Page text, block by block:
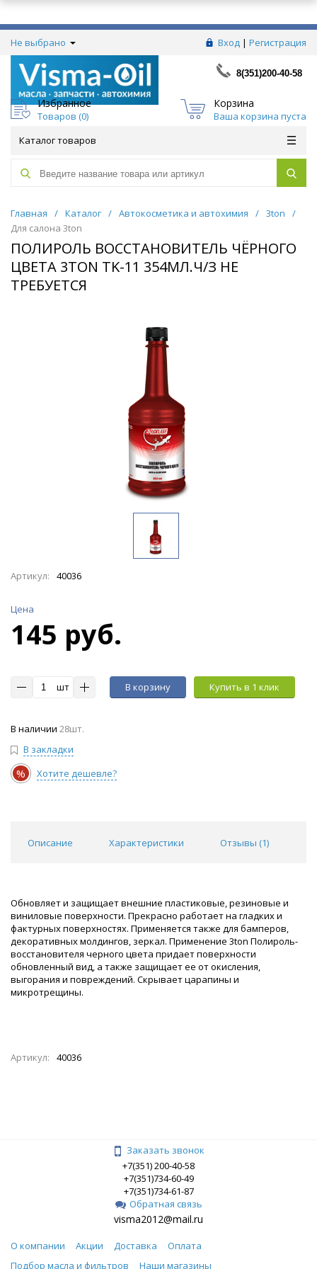
Не выбрано Вход | Регистрация
8(351)200-40-58
Избранное
Товаров (0)
Корзина
Ваша корзина пуста
Каталог товаров
Главная / Каталог / Автокосметика и автохимия / 3ton
/
Для салона 3ton
ПОЛИРОЛЬ ВОССТАНОВИТЕЛЬ ЧЁРНОГО
ЦВЕТА 3TON TK-11 354МЛ.Ч/З НЕ
ТРЕБУЕТСЯ
Артикул: 40036
Цена
145 руб.
шт В корзину Купить в 1 клик
В наличии 28шт.
В закладки
% Хотите дешевле?
Описание Характеристики Отзывы (1)
Обновляет и защищает внешние пластиковые, резиновые и
виниловые поверхности. Прекрасно работает на гладких и
фактурных поверхностях. Применяется также для бамперов,
декоративных молдингов, зеркал. Применение 3ton Полироль-
восстановителя черного цвета придает поверхности
обновленный вид, а также защищает ее от окисления,
выгорания и повреждений. Скрывает царапины и
микротрещины.
Артикул: 40036
Заказать звонок
+7(351) 200-40-58
+7(351)734-60-49
+7(351)734-61-87
Обратная связь
visma2012@mail.ru
О компании Акции Доставка
Оплата
Подбор масла и фильтров
Наши магазины